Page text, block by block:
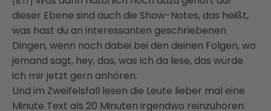
dieser Ebene sind auch die Show-Notes, das heißt,
was hast du an interessanten geschriebenen
Dingen, wenn noch dabei bei den deinen Folgen, wo
jemand sagt, hey, das, was ich da lese, das würde
ich mir jetzt gern anhören.
Und im Zweifelsfall lesen die Leute lieber mal eine
Minute Text als 20 Minuten irgendwo reinzuhören.